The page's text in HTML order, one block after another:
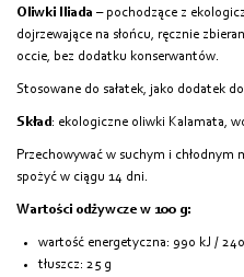
Oliwki Iliada – pochodzące z
dojrzewające na słońcu, ręcznie
occie, bez dodatku konserwantów.
Stosowane do sałatek, jako dodatek do
Skład: ekologiczne oliwki Kalamata,
Przechowywać w suchym i chłodnym
spożyć w ciągu 14 dni.
Wartości odżywcze w 100 g:
wartość energetyczna: 990 kJ /
tłuszcz: 25 g